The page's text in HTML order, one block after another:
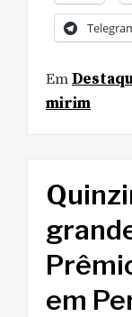
Em
mirim
em